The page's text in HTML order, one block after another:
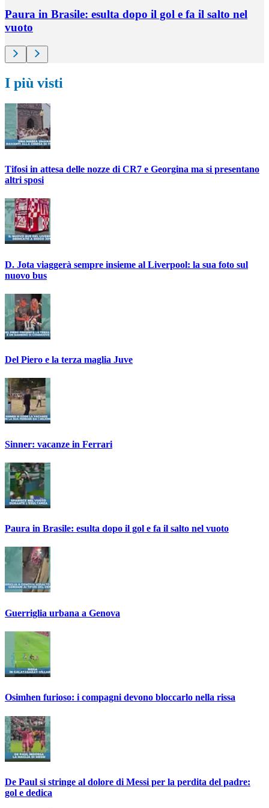
Paura in Brasile: esulta dopo il gol e fa il salto nel
vuoto
I più visti
Tifosi in attesa delle nozze di CR7 e Georgina ma si presentano
altri sposi
D. Jota viaggerà sempre insieme al Liverpool: la sua foto sul
nuovo bus
Del Piero e la terza maglia Juve
Sinner: vacanze in Ferrari
Paura in Brasile: esulta dopo il gol e fa il salto nel vuoto
Guerriglia urbana a Genova
Osimhen furioso: i compagni devono bloccarlo nella rissa
De Paul si stringe al dolore di Messi per la perdita del padre:
gol e dedica